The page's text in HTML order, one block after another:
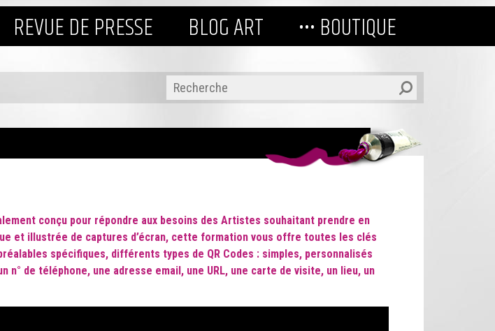
REVUE DE PRESSE BLOG ART ••• BOUTIQUE
conçu pour répondre aux besoins des Artistes souhaitant prendre en
et illustrée de captures d’écran, cette formation vous offre toutes les clés
spécifiques, différents types de QR Codes : simples, personnalisés
de téléphone, une adresse email, une URL, une carte de visite, un lieu, un